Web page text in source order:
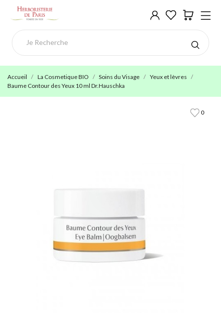
Accueil La Cosmetique BIO Soins du Visage
Yeux et lèvres
Baume Contour des Yeux 10 ml Dr.Hauschka
0